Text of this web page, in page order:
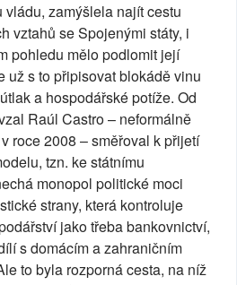
zamýšlela najít cestu
vztahů se Spojenými státy, i
pohledu mělo podlomit její
už s to připisovat blokádě vinu
a hospodářské potíže. Od
Raúl Castro – neformálně
roce 2008 – směřoval k přijetí
tzn. ke státnímu
monopol politické moci
strany, která kontroluje
jako třeba bankovnictví,
s domácím a zahraničním
to byla rozporná cesta, na níž